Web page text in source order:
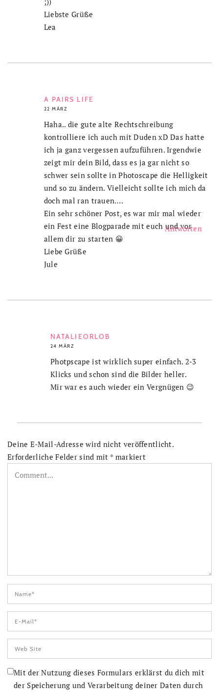
Liebste Grüße
Lea
A PAIRS LIFE
22 MÄRZ
Haha.. die gute alte Rechtschreibung
kontrolliere ich auch mit Duden xD Das hatte
ich ja ganz vergessen aufzuführen. Irgendwie
zeigt mir dein Bild, dass es ja gar nicht so
schwer sein sollte in Photoscape die Helligkeit
und so zu ändern. Vielleicht sollte ich mich da
doch mal ran trauen….
Ein sehr schöner Post, es war mir mal wieder
ein Fest eine Blogparade mit euch und vor
allem dir zu starten 😀
Liebe Grüße
Jule
NATALIEORLOB
24 MÄRZ
Antworten
Photpscape ist wirklich super einfach. 2-3
Klicks und schon sind die Bilder heller.
Mir war es auch wieder ein Vergnügen 😉
Deine E-Mail-Adresse wird nicht veröffentlicht.
Erforderliche Felder sind mit * markiert
Mit der Nutzung dieses Formulars erklärst du dich mit
der Speicherung und Verarbeitung deiner Daten durch